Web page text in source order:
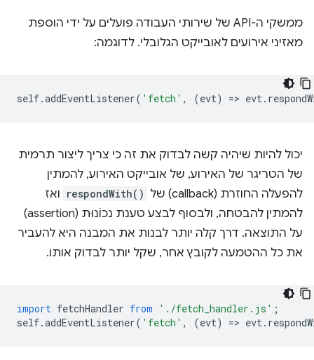
ממשקי ה-API של שירותי העבודה פועלים על ידי הוספת
מאזיני אירועים לאובייקט הגלובלי. לדוגמה:
self.addEventListener( 'fetch' , (evt) => evt.
יכול להיות שיהיה קשה לבדוק את זה כי צריך ליצור תרמית
של הטריגר של האירוע, של אובייקט האירוע, להמתין
להפעלה החוזרת (callback) של
respondWith() ואז
להמתין להבטחה, ולבסוף לבצע טענת נכוֹנוּת (assertion)
על התוצאה. דרך קלה יותר לבנות את המבנה היא להעביר
את כל ההטמעה לקובץ אחר, שקל יותר לבדוק אותו.
import fetchHandler from './fetch_handler.js' ;
self.addEventListener( 'fetch' , (evt) => evt.